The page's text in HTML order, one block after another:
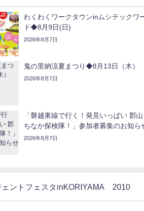
わくわくワークタウンinムシテックワ
ド◆8月9日(日)
2026年8月7日
鬼の里納涼夏まつり◆8月13日（木）
2026年8月7日
「磐越東線で行く！発見いっぱい 郡山
ちなか探検隊！」参加者募集のお知ら
2026年8月7日
ェントフェスタinKORIYAMA 2010